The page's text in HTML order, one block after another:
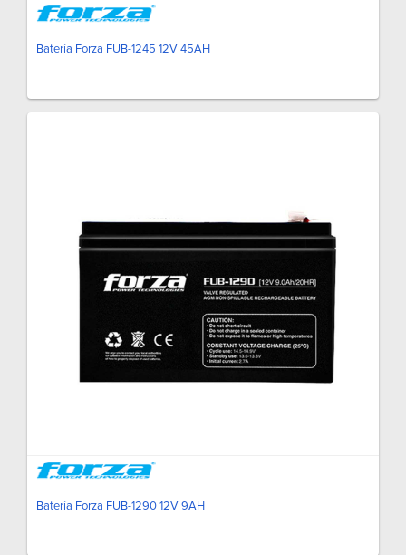
Batería Forza FUB-1245 12V 45AH
Batería Forza FUB-1290 12V 9AH